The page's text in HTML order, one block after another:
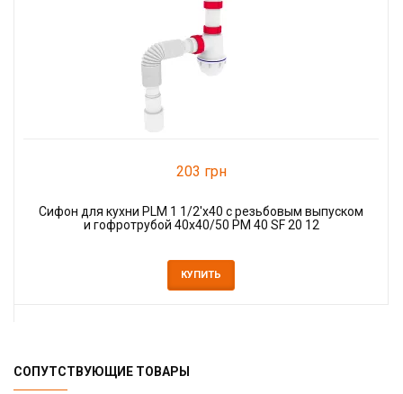
203 грн
Сифон для кухни PLM 1 1/2'x40 с резьбовым выпуском
и гофротрубой 40x40/50 PM 40 SF 20 12
КУПИТЬ
СОПУТСТВУЮЩИЕ ТОВАРЫ